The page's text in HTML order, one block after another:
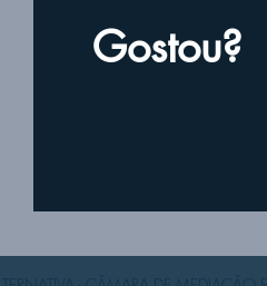
Gostou?